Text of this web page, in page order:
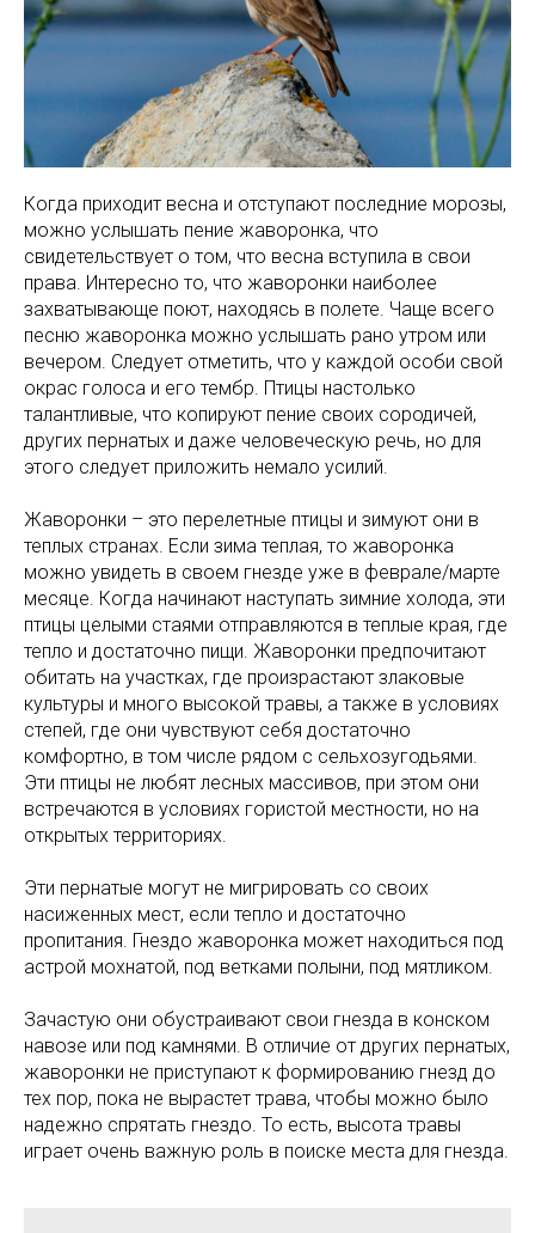
Когда приходит весна и отступают последние морозы,
можно услышать пение жаворонка, что
свидетельствует о том, что весна вступила в свои
права. Интересно то, что жаворонки наиболее
захватывающе поют, находясь в полете. Чаще всего
песню жаворонка можно услышать рано утром или
вечером. Следует отметить, что у каждой особи свой
окрас голоса и его тембр. Птицы настолько
талантливые, что копируют пение своих сородичей,
других пернатых и даже человеческую речь, но для
этого следует приложить немало усилий.
Жаворонки – это перелетные птицы и зимуют они в
теплых странах. Если зима теплая, то жаворонка
можно увидеть в своем гнезде уже в феврале/марте
месяце. Когда начинают наступать зимние холода, эти
птицы целыми стаями отправляются в теплые края, где
тепло и достаточно пищи. Жаворонки предпочитают
обитать на участках, где произрастают злаковые
культуры и много высокой травы, а также в условиях
степей, где они чувствуют себя достаточно
комфортно, в том числе рядом с сельхозугодьями.
Эти птицы не любят лесных массивов, при этом они
встречаются в условиях гористой местности, но на
открытых территориях.
Эти пернатые могут не мигрировать со своих
насиженных мест, если тепло и достаточно
пропитания. Гнездо жаворонка может находиться под
астрой мохнатой, под ветками полыни, под мятликом.
Зачастую они обустраивают свои гнезда в конском
навозе или под камнями. В отличие от других пернатых,
жаворонки не приступают к формированию гнезд до
тех пор, пока не вырастет трава, чтобы можно было
надежно спрятать гнездо. То есть, высота травы
играет очень важную роль в поиске места для гнезда.